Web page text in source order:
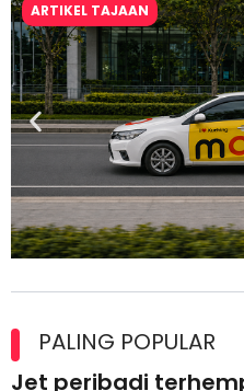
ARTIKEL TAJAAN
lesen separuh pertama 2026
PALING POPULAR
Jet peribadi